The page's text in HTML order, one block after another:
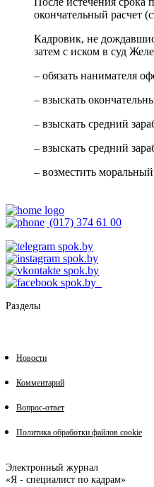
окончательный расчет
Кадровик, не
затем с иском в суд
– обязать нанимателя
– взыскать
– взыскать средний
– взыскать средний
– возместить
(017) 374 61 00
Разделы
Новости
Комментарий
Вопрос-ответ
Политика обработки файлов cookie
Электронный журнал
«Я - специалист по кадрам»